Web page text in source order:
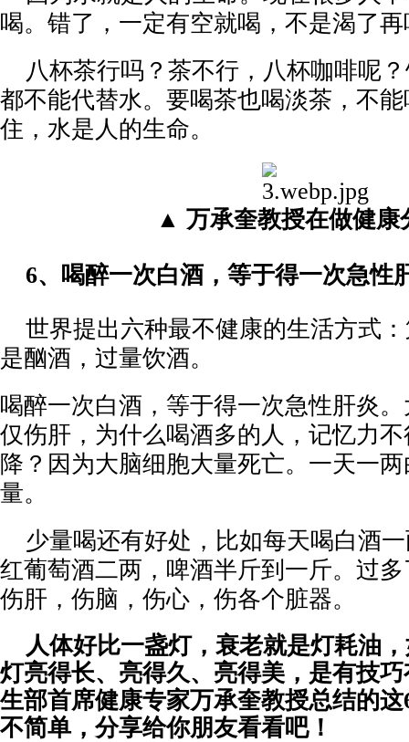
喝。错了，一定有空就喝，不是渴了
八杯茶行吗？茶不行，八杯咖啡呢
都不能代替水。要喝茶也喝淡茶，不
住，水是人的生命。
▲ 万承奎教授在做健康
6、 喝醉一次白酒，等于得一次急性
世界提出六种最不健康的生活方式
是酗酒，过量饮酒。
喝醉一次白酒，等于得一次急性肝炎
仅伤肝，为什么喝酒多的人，记忆力
降？因为大脑细胞大量死亡。一天一
量。
少量喝还有好处，比如每天喝白酒
红葡萄酒二两，啤酒半斤到一斤。过
伤肝，伤脑，伤心，伤各个脏器。
人体好比一盏灯，衰老就是灯耗油
灯亮得长、亮得久、亮得美，是有技
生部首席健康专家万承奎教授总结的这
不简单，分享给你朋友看看吧！